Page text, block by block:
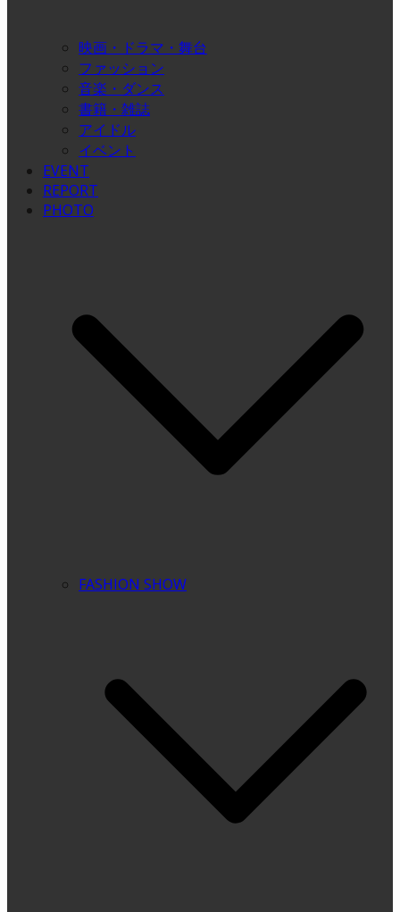
映画・ドラマ・舞台
ファッション
音楽・ダンス
書籍・雑誌
アイドル
イベント
EVENT
REPORT
PHOTO
FASHION SHOW